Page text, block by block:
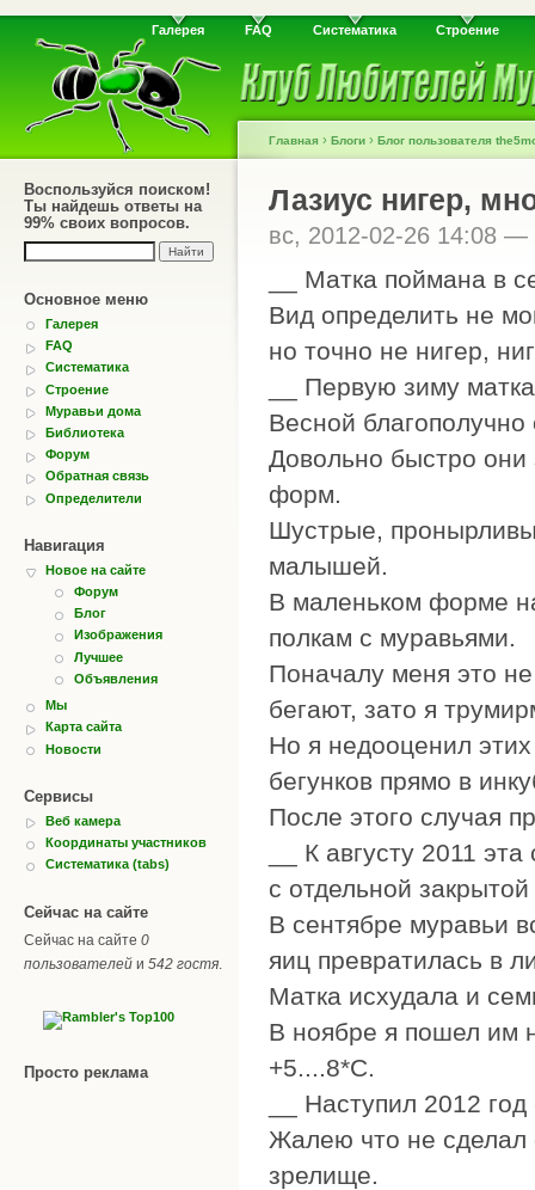
Галерея FAQ Систематика Строение
Воспользуйся поиском!
Ты найдешь ответы на
99% своих вопросов.
Основное меню
Галерея
FAQ
Систематика
Строение
Муравьи дома
Библиотека
Форум
Обратная связь
Определители
Навигация
Новое на сайте
Форум
Блог
Изображения
Лучшее
Объявления
Мы
Карта сайта
Новости
Сервисы
Веб камера
Координаты участников
Систематика (tabs)
Сейчас на сайте
Сейчас на сайте 0
пользователей и 542 гостя
Просто реклама
Главная › Блоги › Блог пользователя
Лазиус нигер,
вс, 2012-02-26 14:08 —
__ Матка поймана в
Вид определить не
но точно не нигер,
__ Первую зиму
Весной
Довольно быстро они
форм.
Шустрые,
малышей.
В маленьком форме
полкам с муравьями.
Поначалу меня это
бегают, зато я
Но я недооценил
бегунков прямо в
После этого случая
__ К августу 2011
с отдельной
В сентябре муравьи
яиц превратилась в
Матка исхудала и
В ноябре я пошел им
+5....8*С.
__ Наступил 2012
Жалею что не сделал
зрелище.